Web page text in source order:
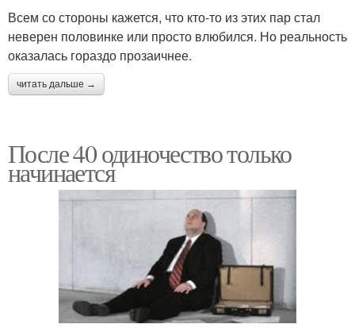
Всем со стороны кажется, что кто-то из этих пар стал
неверен половинке или просто влюбился. Но реальность
оказалась гораздо прозаичнее.
читать дальше →
После 40 одиночество только
начинается